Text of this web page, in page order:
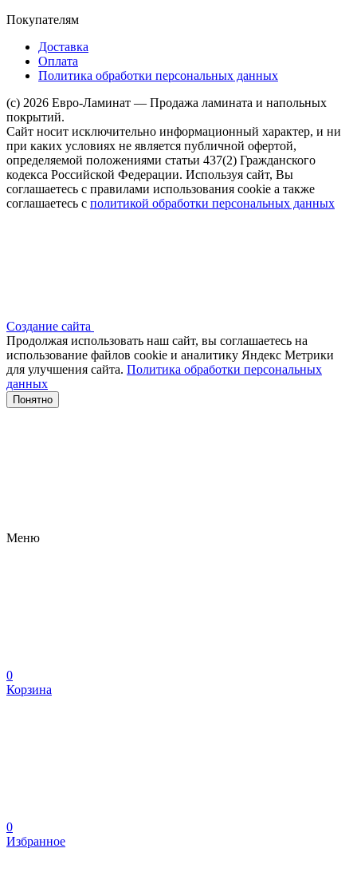
Покупателям
Доставка
Оплата
Политика обработки персональных данных
(c) 2026 Евро-Ламинат — Продажа ламината и напольных
покрытий.
Сайт носит исключительно информационный характер, и ни
при каких условиях не является публичной офертой,
определяемой положениями статьи 437(2) Гражданского
кодекса Российской Федерации. Используя сайт, Вы
соглашаетесь с правилами использования cookie а также
соглашаетесь с политикой обработки персональных данных
Создание сайта
Продолжая использовать наш сайт, вы соглашаетесь на
использование файлов сооkіе и аналитику Яндекс Метрики
для улучшения сайта. Политика обработки персональных
данных
Понятно
Меню
0
Корзина
0
Избранное